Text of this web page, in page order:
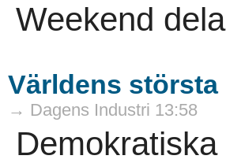
Weekend
Världens
→ Dagens Industri 13:58